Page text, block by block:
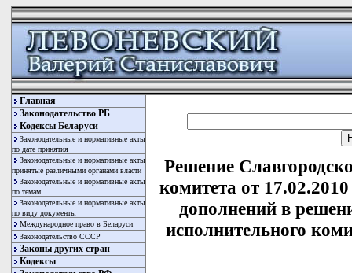
Главная
Законодательство РБ
Кодексы Беларуси
Законодательные и нормативные акты
по дате принятия
Законодательные и нормативные акты
принятые различными органами власти
Законодательные и нормативные акты
по темам
Законодательные и нормативные акты
по виду документы
Международное право в Беларуси
Законодательство СССР
Законы других стран
Кодексы
Решение
комитета от
дополнений в
исполнительного